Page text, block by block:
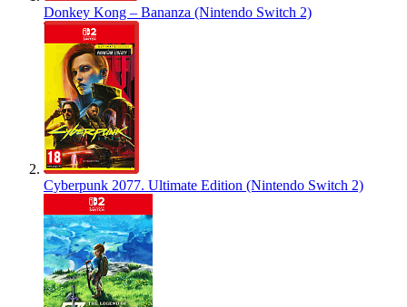
Donkey Kong – Bananza (Nintendo Switch 2)
Cyberpunk 2077. Ultimate Edition (Nintendo Switch 2)